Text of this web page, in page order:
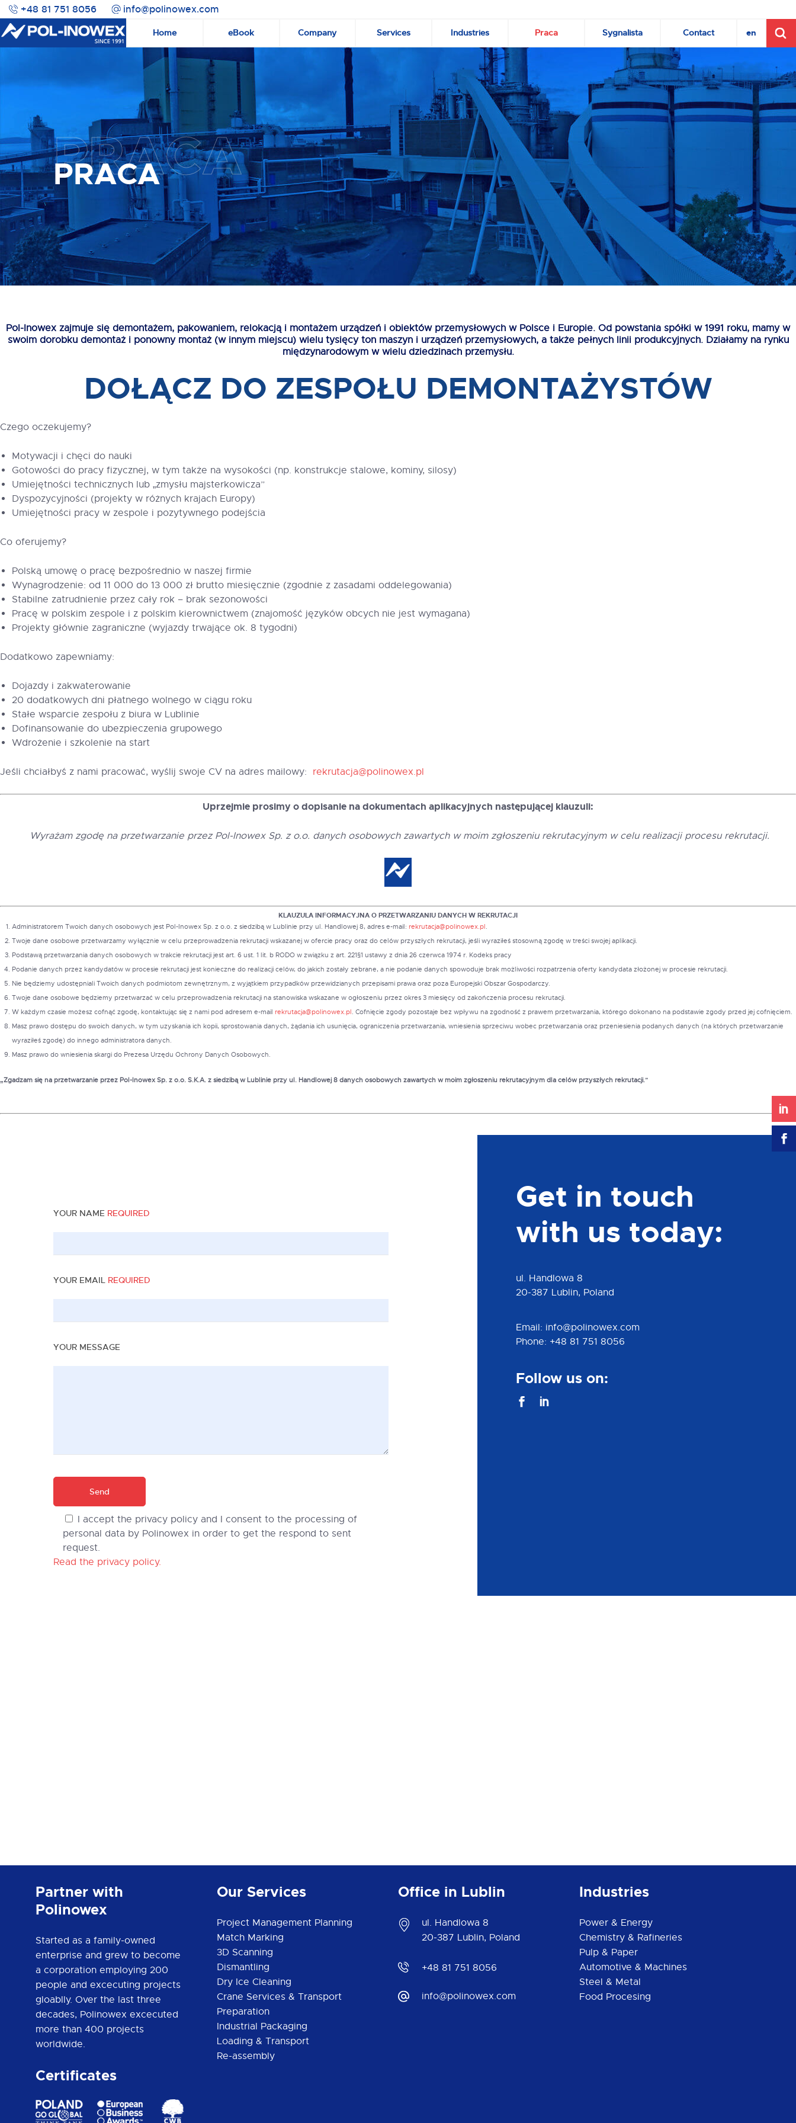
+48 81 751 8056 info@polinowex.com
Home eBook Company Services Industries Praca Sygnalista Contact en
PRACA
PRACA
Pol-Inowex zajmuje się demontażem, pakowaniem, relokacją i montażem urządzeń i obiektów przemysłowych w Polsce i Europie. Od powstania spółki w 1991 roku, mamy w
swoim dorobku demontaż i ponowny montaż (w innym miejscu) wielu tysięcy ton maszyn i urządzeń przemysłowych, a także pełnych linii produkcyjnych. Działamy na rynku
międzynarodowym w wielu dziedzinach przemysłu.
DOŁĄCZ DO ZESPOŁU DEMONTAŻYSTÓW
Czego oczekujemy?
Motywacji i chęci do nauki
Gotowości do pracy fizycznej, w tym także na wysokości (np. konstrukcje stalowe, kominy, silosy)
Umiejętności technicznych lub „zmysłu majsterkowicza”
Dyspozycyjności (projekty w różnych krajach Europy)
Umiejętności pracy w zespole i pozytywnego podejścia
Co oferujemy?
Polską umowę o pracę bezpośrednio w naszej firmie
Wynagrodzenie: od 11 000 do 13 000 zł brutto miesięcznie (zgodnie z zasadami oddelegowania)
Stabilne zatrudnienie przez cały rok – brak sezonowości
Pracę w polskim zespole i z polskim kierownictwem (znajomość języków obcych nie jest wymagana)
Projekty głównie zagraniczne (wyjazdy trwające ok. 8 tygodni)
Dodatkowo zapewniamy:
Dojazdy i zakwaterowanie
20 dodatkowych dni płatnego wolnego w ciągu roku
Stałe wsparcie zespołu z biura w Lublinie
Dofinansowanie do ubezpieczenia grupowego
Wdrożenie i szkolenie na start
Jeśli chciałbyś z nami pracować, wyślij swoje CV na adres mailowy: rekrutacja@polinowex.pl
Uprzejmie prosimy o dopisanie na dokumentach aplikacyjnych następującej klauzuli:
Wyrażam zgodę na przetwarzanie przez Pol-Inowex Sp. z o.o. danych osobowych zawartych w moim zgłoszeniu rekrutacyjnym w celu realizacji procesu rekrutacji.
KLAUZULA INFORMACYJNA O PRZETWARZANIU DANYCH W REKRUTACJI
Administratorem Twoich danych osobowych jest Pol-Inowex Sp. z o.o. z siedzibą w Lublinie przy ul. Handlowej 8, adres e-mail: rekrutacja@polinowex.pl.
Twoje dane osobowe przetwarzamy wyłącznie w celu przeprowadzenia rekrutacji wskazanej w ofercie pracy oraz do celów przyszłych rekrutacji, jeśli wyraziłeś stosowną zgodę w treści swojej aplikacji.
Podstawą przetwarzania danych osobowych w trakcie rekrutacji jest art. 6 ust. 1 lit. b RODO w związku z art. 221§1 ustawy z dnia 26 czerwca 1974 r. Kodeks pracy
Podanie danych przez kandydatów w procesie rekrutacji jest konieczne do realizacji celów, do jakich zostały zebrane, a nie podanie danych spowoduje brak możliwości rozpatrzenia oferty kandydata złożonej w procesie rekrutacji.
Nie będziemy udostępniali Twoich danych podmiotom zewnętrznym, z wyjątkiem przypadków przewidzianych przepisami prawa oraz poza Europejski Obszar Gospodarczy.
Twoje dane osobowe będziemy przetwarzać w celu przeprowadzenia rekrutacji na stanowiska wskazane w ogłoszeniu przez okres 3 miesięcy od zakończenia procesu rekrutacji.
W każdym czasie możesz cofnąć zgodę, kontaktując się z nami pod adresem e-mail rekrutacja@polinowex.pl. Cofnięcie zgody pozostaje bez wpływu na zgodność z prawem przetwarzania, którego dokonano na podstawie zgody przed jej cofnięciem.
Masz prawo dostępu do swoich danych, w tym uzyskania ich kopii, sprostowania danych, żądania ich usunięcia, ograniczenia przetwarzania, wniesienia sprzeciwu wobec przetwarzania oraz przeniesienia podanych danych (na których przetwarzanie
wyraziłeś zgodę) do innego administratora danych.
Masz prawo do wniesienia skargi do Prezesa Urzędu Ochrony Danych Osobowych.
„Zgadzam się na przetwarzanie przez Pol-Inowex Sp. z o.o. S.K.A. z siedzibą w Lublinie przy ul. Handlowej 8 danych osobowych zawartych w moim zgłoszeniu rekrutacyjnym dla celów przyszłych rekrutacji.”
YOUR NAME REQUIRED
YOUR EMAIL REQUIRED
YOUR MESSAGE
I accept the privacy policy and I consent to the processing of
personal data by Polinowex in order to get the respond to sent
request.
Read the privacy policy.
Get in touch
with us today:
ul. Handlowa 8
20-387 Lublin, Poland
Email: info@polinowex.com
Phone: +48 81 751 8056
Follow us on:
Partner with
Polinowex
Started as a family-owned
enterprise and grew to become
a corporation employing 200
people and excecuting projects
gloablly. Over the last three
decades, Polinowex excecuted
more than 400 projects
worldwide.
Certificates
Our Services
Project Management Planning
Match Marking
3D Scanning
Dismantling
Dry Ice Cleaning
Crane Services & Transport
Preparation
Industrial Packaging
Loading & Transport
Re-assembly
Office in Lublin
ul. Handlowa 8
20-387 Lublin, Poland
+48 81 751 8056
info@polinowex.com
Industries
Power & Energy
Chemistry & Rafineries
Pulp & Paper
Automotive & Machines
Steel & Metal
Food Procesing